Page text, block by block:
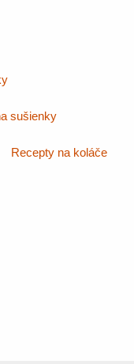
sušienky
Recepty na koláče